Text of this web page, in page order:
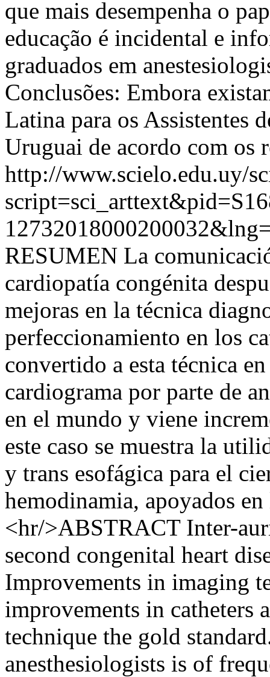
que mais desempenha o
educação é incidental e
graduados em
Conclusões: Embora
Latina para os Assistentes
Uruguai de acordo com os
http://www.scielo.edu.uy/
RESUMEN La
cardiopatía congénita
mejoras en la técnica
perfeccionamiento en los
convertido a esta técnica
cardiograma por parte de
en el mundo y viene
este caso se muestra la
y trans esofágica para el
hemodinamia, apoyados
<hr/>ABSTRACT Inter-
second congenital heart
Improvements in imaging
improvements in catheters
technique the gold
anesthesiologists is of